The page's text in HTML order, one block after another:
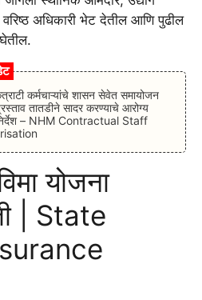
अधिकारी भेट देतील आणि पुढील
घेतील.
कर्मचाऱ्यांचे शासन सेवेत समायोजन
तातडीने सादर करण्याचे आरोग्य
– NHM Contractual Staff
योजना
| State